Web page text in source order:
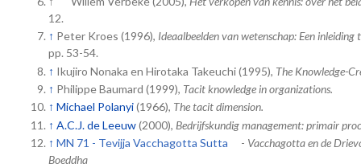
12.
↑ Peter Kroes (1996), Ideaalbeelden van wetenschap: Een inleiding
pp. 53-54.
↑ Ikujiro Nonaka en Hirotaka Takeuchi (1995), The Knowledge-
↑ Philippe Baumard (1999), Tacit knowledge in organizations.
↑ Michael Polanyi(1966), The tacit dimension.
↑ A.C.J. de Leeuw(2000), Bedrijfskundig management: primair
↑ MN 71 - Tevijja Vacchagotta Sutta - Vacchagotta en de
Boeddha